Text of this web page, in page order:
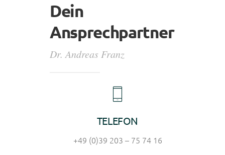
Dein
Ansprechpartner
Dr. Andreas Franz
TELEFON
+49 (0)39 203 – 75 74 16